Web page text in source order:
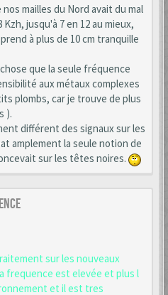
mailles du Nord avait du mal
jusqu'à 7 en 12 au mieux,
à plus de 10 cm tranquille
que la seule fréquence
aux métaux complexes
plombs, car je trouve de plus
).
différent des signaux sur les
amplement la seule notion de
sur les têtes noires.
sur les nouveaux
frequence est elevée et plus l
et il est tres